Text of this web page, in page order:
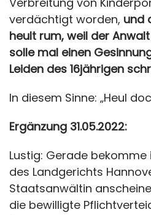
verdächtigt worden, und
heult rum, weil der
solle mal einen
Leiden des 16jährigen
In diesem Sinne: „Heul
Ergänzung 31.05.2022:
Lustig: Gerade bekomme
des Landgerichts
Staatsanwältin
die bewilligte